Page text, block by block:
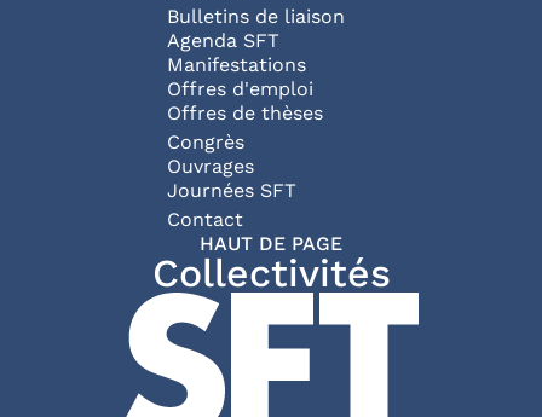
Bulletins de liaison
Agenda SFT
Manifestations
Offres d'emploi
Offres de thèses
Congrès
Ouvrages
Journées SFT
Pied de page
Contact
HAUT DE PAGE
Collectivités